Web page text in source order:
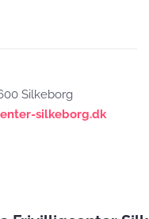
Silkeborg
silkeborg.dk